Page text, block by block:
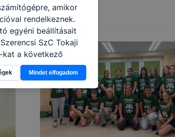
amikor
rendelkeznek.
egyéni beállításait
SzC Tokaji
kat a következő
hogyan használja Ön
látogatja, vagy
Önnek még jobb
fejlesztése.
Minden modern
A legtöbb
Mindet elfogadom